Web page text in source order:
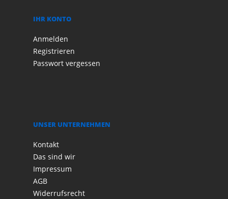
IHR KONTO
Anmelden
Registrieren
Passwort vergessen
UNSER UNTERNEHMEN
Kontakt
Das sind wir
Impressum
AGB
Widerrufsrecht